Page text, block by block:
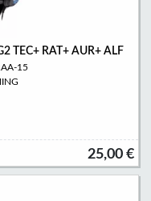
TEC+ RAT+ AUR+ ALF
15
25,00 €